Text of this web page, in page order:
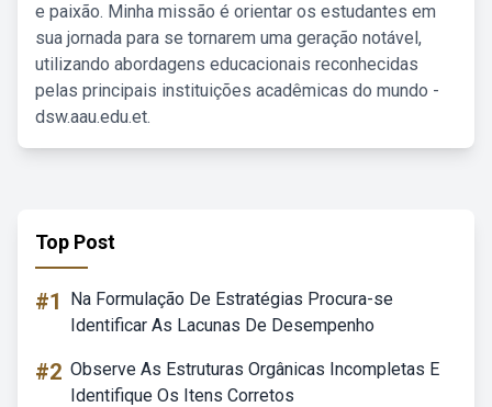
e paixão. Minha missão é orientar os estudantes em
sua jornada para se tornarem uma geração notável,
utilizando abordagens educacionais reconhecidas
pelas principais instituições acadêmicas do mundo -
dsw.aau.edu.et.
Top Post
#1
Na Formulação De Estratégias Procura-se
Identificar As Lacunas De Desempenho
#2 Observe As Estruturas Orgânicas Incompletas E
Identifique Os Itens Corretos